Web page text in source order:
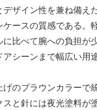
ザイン性を兼ね備え
ースの質感である。
比べて腕への負担が
シーンまで幅広い用
のブラウンカラーで
と針には夜光塗料が